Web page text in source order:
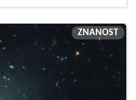
ZNANOST